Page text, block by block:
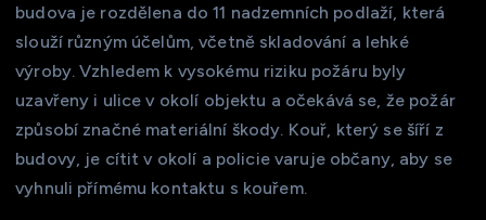
budova je rozdělena do 11 nadzemních podlaží, která
slouží různým účelům, včetně skladování a lehké
výroby. Vzhledem k vysokému riziku požáru byly
uzavřeny i ulice v okolí objektu a očekává se, že požár
způsobí značné materiální škody. Kouř, který se šíří z
budovy, je cítit v okolí a policie varuje občany, aby se
vyhnuli přímému kontaktu s kouřem.